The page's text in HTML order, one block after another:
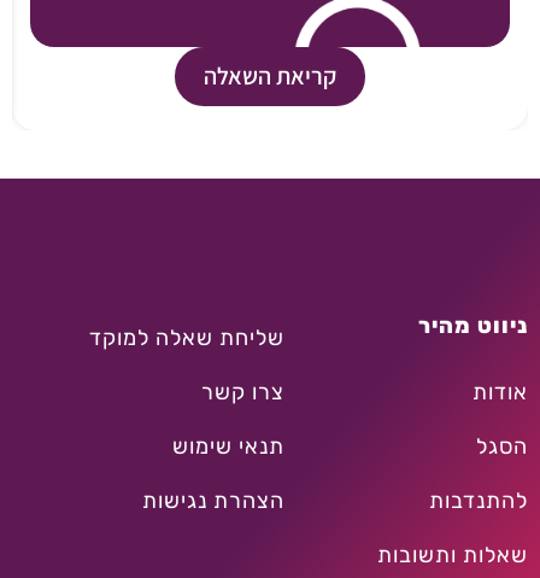
קריאת השאלה
ניווט מהיר
אודות
הסגל
להתנדבות
שאלות ותשובות
שליחת שאלה למוקד
צרו קשר
תנאי שימוש
הצהרת נגישות